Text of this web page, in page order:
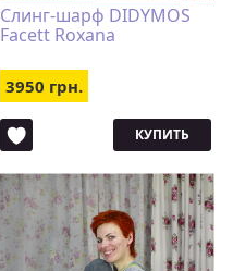
Слинг-шарф DIDYMOS
Facett Roxana
3950 грн.
КУПИТЬ